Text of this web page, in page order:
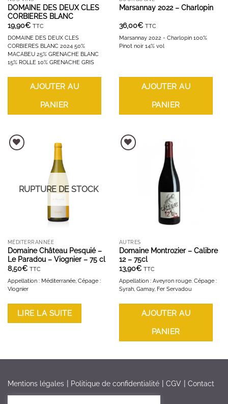
DOMAINE DES DEUX CLES
CORBIERES BLANC
19,90€ TTC
DOMAINE DES DEUX CLES
CORBIERES BLANC 2024 50%
MACABEU 25% GRENACHE BLANC
15% ROLLE 10% GRENACHE GRIS
AJOUTER AU
PANIER
Marsannay 2022 – Charlopin
36,00€ TTC
Marsannay 2022 - Charlopin 100%
Pinot noir 14% vol
AJOUTER AU
PANIER
AJOUTER À LA LISTE D'ENVIES
RUPTURE DE STOCK
MÉDITERRANNÉE
Domaine Château Pesquié –
Le Paradou – Viognier – 75 cl
8,50€ TTC
Appellation : Méditerranée, Cépage :
Viognier
LIRE LA SUITE
AJOUTER À LA LISTE D'ENVIES
AUTRES
Domaine Montrozier – Calibre
12 – 75cl
13,90€ TTC
Appellation : Aveyron rouge. Cépage :
Syrah, Gamay, Fer Servadou
AJOUTER AU
PANIER
Mentions légales Politique de confidentialité CGV Contact